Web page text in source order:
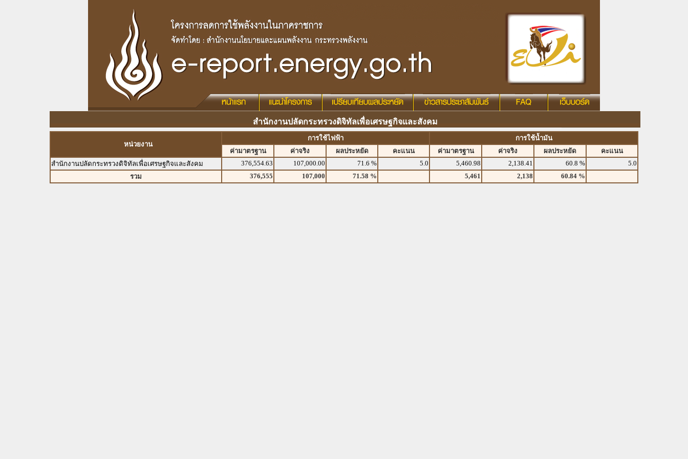
สำนักงานปลัดกระทรวงดิจิทัลเพื่อเศรษฐกิจและสังคม
หน่วยงาน
การใช้ไฟฟ้า
การใช้น้ำมัน
ค่ามาตรฐาน
ค่าจริง ผลประหยัด คะแนน ค่ามาตรฐาน ค่าจริง ผลประหยัด
คะแนน
สำนักงานปลัดกระทรวงดิจิทัลเพื่อเศรษฐกิจและสังคม
376,554.63 107,000.00 71.6 % 5.0 5,460.98 2,138.41 60.8 %
5.0
รวม
376,555 107,000 71.58 % 5,461 2,138 60.84 %